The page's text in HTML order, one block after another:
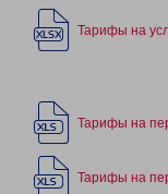
Тарифы на
Тарифы на
Тарифы на